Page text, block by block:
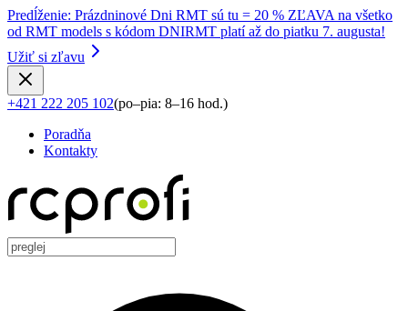
Predĺženie: Prázdninové Dni RMT sú tu = 20 % ZĽAVA na všetko
od RMT models s kódom DNIRMT platí až do piatku 7. augusta!
Užiť si zľavu
+421 222 205 102(po–pia: 8–16 hod.)
Poradňa
Kontakty